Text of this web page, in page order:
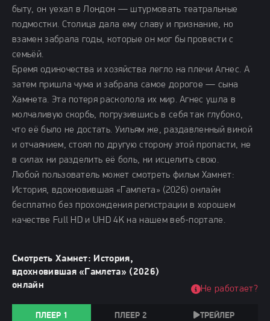
быту, он уехал в Лондон — штурмовать театральные
подмостки. Столица дала ему славу и признание, но
взамен забрала годы, которые он мог бы провести с
семьёй.
Бремя одиночества и хозяйства легло на плечи Агнес. А
затем пришла чума и забрала самое дорогое — сына
Хамнета. Эта потеря расколола их мир. Агнес ушла в
молчаливую скорбь, погрузившись в себя так глубоко,
что её было не достать. Уильям же, раздавленный виной
и отчаянием, стоял по другую сторону этой пропасти, не
в силах ни разделить её боль, ни исцелить свою.
Любой пользователь может смотреть фильм Хамнет:
История, вдохновившая «Гамлета» (2026) онлайн
бесплатно без прохождения регистрации в хорошем
качестве Full HD и UHD 4K на нашем веб-портале.
Смотреть Хамнет: История,
вдохновившая «Гамлета» (2026)
онлайн
ПЛЕЕР 1 ПЛЕЕР 2 ТРЕЙЛЕР
Не работает?